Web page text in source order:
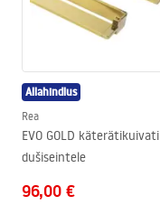
Laius
Sügavus
Garantii
Allahindlus
Rea
EVO GOLD käterätikuivati ​​
dušiseintele
96,00 €